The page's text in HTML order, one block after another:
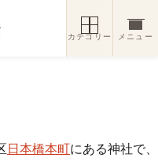
カテゴリー メニュー
日本橋本町にある神社で、